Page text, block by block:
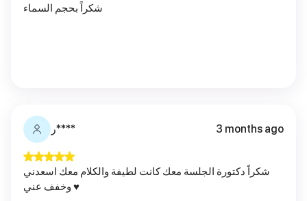
شكراً بحجم السماء
ر**** 3 months ago
شكراً دكتورة الجلسة معك كانت لطيفة والكلام معك اسعدني
وخفف عني ♥️